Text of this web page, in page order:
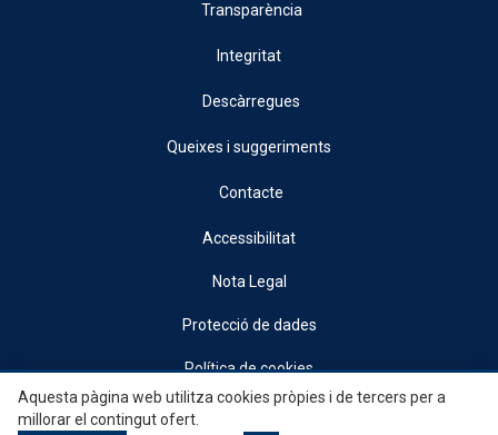
Transparència
Integritat
Descàrregues
Queixes i suggeriments
Contacte
Accessibilitat
Nota Legal
Protecció de dades
Política de cookies
© 2026, Generalitat • Conselleria d’Indústria, Turisme, Innovació i Comerç •
Institut Valencià de Competitivitat Empresarial
Aquesta pàgina web utilitza cookies pròpies i de tercers per a
millorar el contingut ofert.